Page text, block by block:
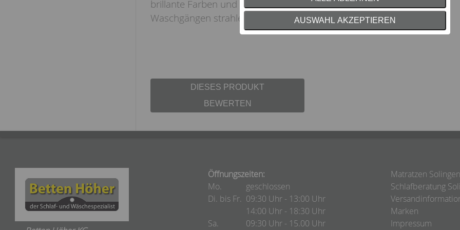
AUSWAHL AKZEPTIEREN
brillante Farben und Langlebigkeit, sodass Fernando auch nach vielen
Waschgängen strahlend bleibt.
DIESES PRODUKT
BEWERTEN
Öffnungszeiten:
Mo.
geschlossen
Di. bis Fr. 09:30 Uhr - 13:00 Uhr
14:00 Uhr - 18:30 Uhr
Sa.
09:30 Uhr - 15.00 Uhr
Matratzen Solingen
Schlafberatung
Marken
Impressum